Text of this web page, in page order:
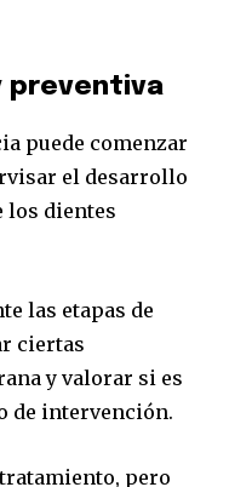
preventiva
puede comenzar
el desarrollo
los dientes
las etapas de
ciertas
y valorar si es
de intervención.
pero